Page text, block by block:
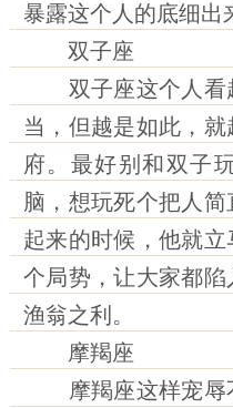
暴露这个人的底细出
双子座
双子座这个人看
当，但越是如此，
府。最好别和双子
脑，想玩死个把人
起来的时候，他就
个局势，让大家都
渔翁之利。
摩羯座
摩羯座这样宠辱